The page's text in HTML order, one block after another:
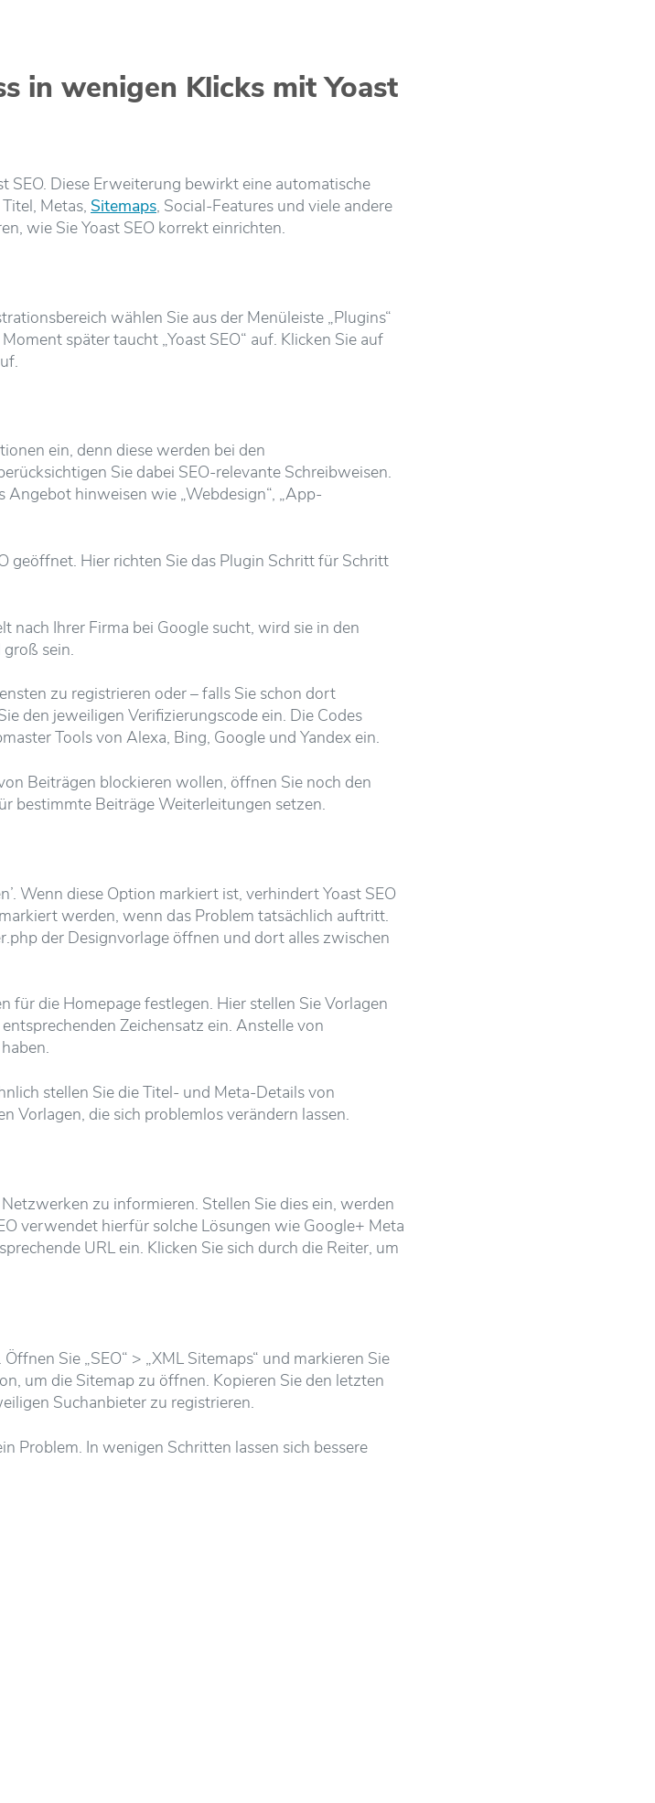
in wenigen Klicks mit Yoast
SEO. Diese Erweiterung bewirkt eine automatische
Metas, Sitemaps, Social-Features und viele andere
wie Sie Yoast SEO korrekt einrichten.
wählen Sie aus der Menüleiste „Plugins“
später taucht „Yoast SEO“ auf. Klicken Sie auf
ein, denn diese werden bei den
Sie dabei SEO-relevante Schreibweisen.
hinweisen wie „Webdesign“, „App-
geöffnet. Hier richten Sie das Plugin Schritt für Schritt
nach Ihrer Firma bei Google sucht, wird sie in den
sein.
zu registrieren oder – falls Sie schon dort
den jeweiligen Verifizierungscode ein. Die Codes
Tools von Alexa, Bing, Google und Yandex ein.
Beiträgen blockieren wollen, öffnen Sie noch den
bestimmte Beiträge Weiterleitungen setzen.
Wenn diese Option markiert ist, verhindert Yoast SEO
werden, wenn das Problem tatsächlich auftritt.
der Designvorlage öffnen und dort alles zwischen
für die Homepage festlegen. Hier stellen Sie Vorlagen
Zeichensatz ein. Anstelle von
stellen Sie die Titel- und Meta-Details von
Vorlagen, die sich problemlos verändern lassen.
zu informieren. Stellen Sie dies ein, werden
verwendet hierfür solche Lösungen wie Google+ Meta
URL ein. Klicken Sie sich durch die Reiter, um
Sie „SEO“ > „XML Sitemaps“ und markieren Sie
um die Sitemap zu öffnen. Kopieren Sie den letzten
Suchanbieter zu registrieren.
Problem. In wenigen Schritten lassen sich bessere